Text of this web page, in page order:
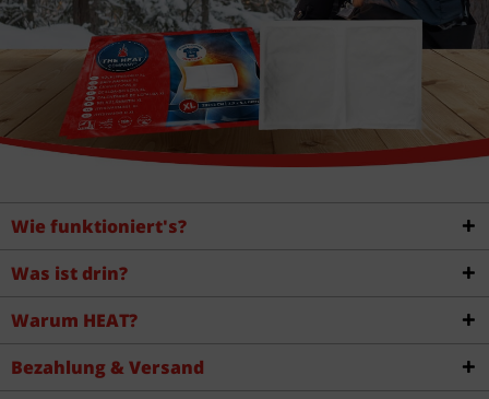
Wie funktioniert's?
Was ist drin?
Warum HEAT?
Bezahlung & Versand